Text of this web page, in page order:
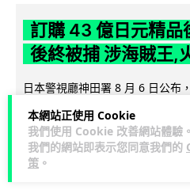
本網站正使用 Cookie
我們使用 Cookie 改善網站體驗
我們的網站即表示您同意我們的
策 。
訂購 43 億日元精品
後終被捕 涉海賊王,
日本警視廳神田署 8 月 6 日公布
指她涉嫌在出版巨頭集英社旗下官
CHARACTERS ST... 閱讀全文
75